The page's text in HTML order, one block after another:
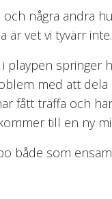
några andra
är vet vi tyvärr inte.
playpen springer
med att dela
fått träffa och
till en ny
både som